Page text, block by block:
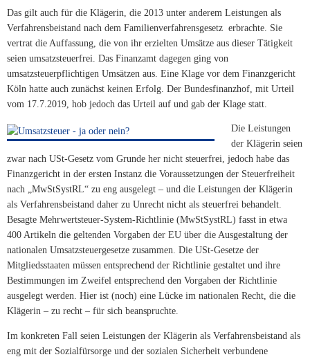
Das gilt auch für die Klägerin, die 2013 unter anderem Leistungen als
Verfahrensbeistand nach dem Familienverfahrensgesetz erbrachte. Sie
vertrat die Auffassung, die von ihr erzielten Umsätze aus dieser Tätigkeit
seien umsatzsteuerfrei. Das Finanzamt dagegen ging von
umsatzsteuerpflichtigen Umsätzen aus. Eine Klage vor dem Finanzgericht
Köln hatte auch zunächst keinen Erfolg. Der Bundesfinanzhof, mit Urteil
vom 17.7.2019, hob jedoch das Urteil auf und gab der Klage statt.
Die Leistungen
der Klägerin seien
zwar nach USt-Gesetz vom Grunde her nicht steuerfrei, jedoch habe das
Finanzgericht in der ersten Instanz die Voraussetzungen der Steuerfreiheit
nach „MwStSystRL“ zu eng ausgelegt – und die Leistungen der Klägerin
als Verfahrensbeistand daher zu Unrecht nicht als steuerfrei behandelt.
Besagte Mehrwertsteuer-System-Richtlinie (MwStSystRL) fasst in etwa
400 Artikeln die geltenden Vorgaben der EU über die Ausgestaltung der
nationalen Umsatzsteuergesetze zusammen. Die USt-Gesetze der
Mitgliedsstaaten müssen entsprechend der Richtlinie gestaltet und ihre
Bestimmungen im Zweifel entsprechend den Vorgaben der Richtlinie
ausgelegt werden. Hier ist (noch) eine Lücke im nationalen Recht, die die
Klägerin – zu recht – für sich beanspruchte.
Im konkreten Fall seien Leistungen der Klägerin als Verfahrensbeistand als
eng mit der Sozialfürsorge und der sozialen Sicherheit verbundene